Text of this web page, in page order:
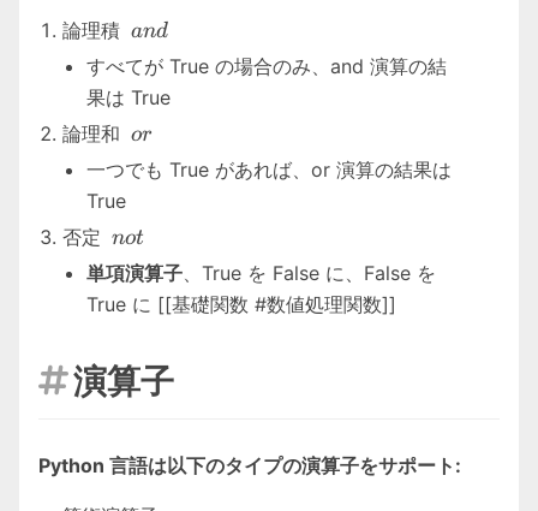
論理積 and
and
すべてが True の場合のみ、and 演算の結
果は True
論理和 or
or
一つでも True があれば、or 演算の結果は
True
否定 not
not
単項演算子、True を False に、False を
True に [[基礎関数 #数値処理関数]]
演算子
Python 言語は以下のタイプの演算子をサポート: